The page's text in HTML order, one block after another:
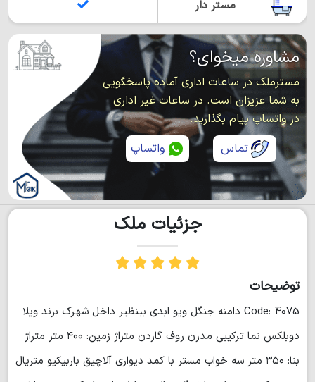
مستر دار
مشاوره میخوای؟
مسترملک در ساعات اداری آماده پاسخگویی
به شما عزیزان است. در ساعات غیر اداری
در واتساپ پیام بگذارید.
تماس
واتساپ
جزئیات ملک
توضیحات
Code: 4075 دامنه جنگل ویو ابدی بینظیر داخل شهرک برند ویلا
دوبلکس نما ترکیبی مدرن روف گاردن متراژ زمین: ۴۰۰ متر متراژ
بنا: ۳۵۰ متر سه خواب مستر با کمد دیواری آلاچیق باربیکیو متریال